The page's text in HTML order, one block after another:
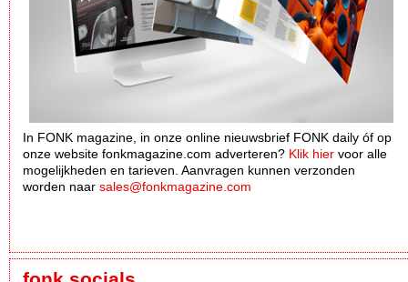
In FONK magazine, in onze online nieuwsbrief FONK daily óf op
onze website fonkmagazine.com adverteren? Klik hier voor alle
mogelijkheden en tarieven. Aanvragen kunnen verzonden
worden naar sales@fonkmagazine.com